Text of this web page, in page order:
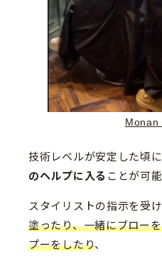
Monan
技術レベルが安定した頃
のヘルプに入る ことが可
スタイリストの指示を受
塗ったり、一緒にブロー
プーをしたり、